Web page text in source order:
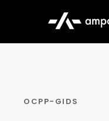
OCPP-GIDS